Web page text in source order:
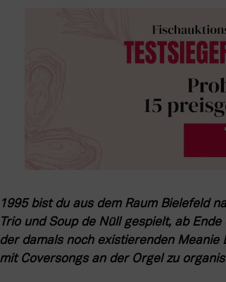
1995 bist du aus dem Raum Bielefeld
Trio und Soup de Nüll gespielt, ab
der damals noch existierenden Meanie
mit Coversongs an der Orgel zu